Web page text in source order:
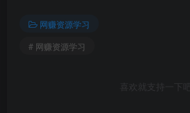
网赚资源学习
# 网赚资源学习
喜欢就支持一下吧